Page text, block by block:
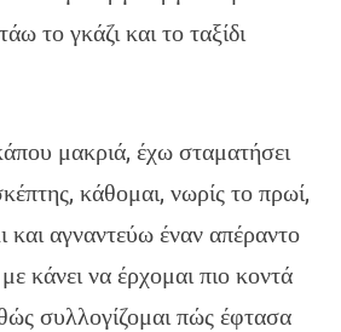
το γκάζι και το ταξίδι
μακριά, έχω σταματήσει
κάθομαι, νωρίς το πρωί,
και αγναντεύω έναν απέραντο
κάνει να έρχομαι πιο κοντά
συλλογίζομαι πώς έφτασα